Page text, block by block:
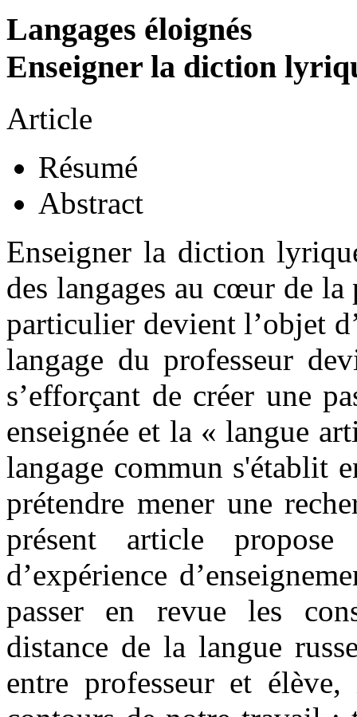
Langages éloignés
Enseigner la diction
Article
Résumé
Abstract
Enseigner la diction
des langages au cœur de
particulier devient l’objet
langage du professeur
s’efforçant de créer une
enseignée et la « langue
langage commun s'établit
prétendre mener une
présent article
d’expérience
passer en revue les
distance de la langue
entre professeur et